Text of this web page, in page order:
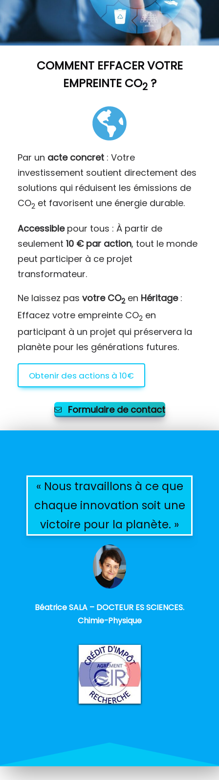
COMMENT EFFACER VOTRE
EMPREINTE CO2?
Par un acte concret: Votre
investissement soutient directement des
solutions qui réduisent les émissions de
CO2 et favorisent une énergie durable.
Accessiblepour tous : À partir de
seulement 10 € par action, tout le monde
peut participer à ce projet
transformateur.
Ne laissez pas votre CO2en Héritage:
Effacez votre empreinte CO2 en
participant à un projet qui préservera la
planète pour les générations futures.
Obtenir des actions à 10€
Formulaire de contact
« Nous travaillons à ce que
chaque innovation soit une
victoire pour la planète. »
Béatrice SALA – DOCTEUR ES SCIENCES.
Chimie-Physique